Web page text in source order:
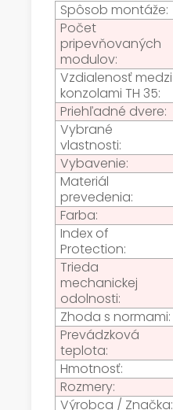
Spôsob montáže:
Počet
pripevňovaných
modulov:
Vzdialenosť medzi
konzolami TH 35:
Priehľadné dvere:
Vybrané
vlastnosti:
Vybavenie:
Materiál
prevedenia:
Farba:
Index of
Protection:
Trieda
mechanickej
odolnosti:
Zhoda s normami:
Prevádzková
teplota:
Hmotnosť:
Rozmery:
Výrobca / Značka: